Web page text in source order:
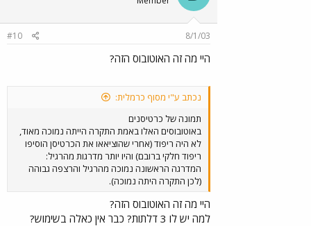
8/1/03
#10
היי מה זה האוטובוס הזה?
נכתב ע"י מסוף כרמלית:
תמונה של כרטיסנים
באוטובוסים האלו באמת התקרה הייתה נמוכה מאוד,
לא היה ריפוד (אחרי שהוציאאו את הכרטיסן הוסיפו
ריפוד חלקי ברובם) והיו יותר מדרגות מהרגיל:
המדרגה הראשונה נמוכה מהרגיל והרצפה גבוהה
(לכן התקרה היתה נמוכה).
היי מה זה האוטובוס הזה?
למה יש לו 3 דלתות? כבר אין כאלה בשימוש?